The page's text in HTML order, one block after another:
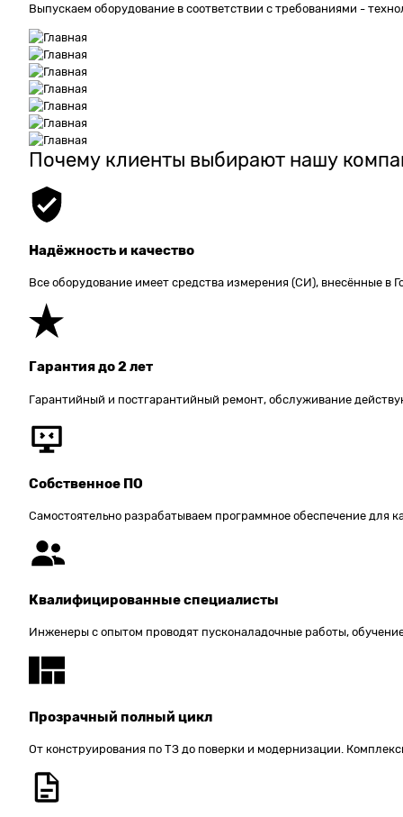
Выпускаем оборудование в соответствии с требованиями -
Почему клиенты выбирают нашу
Надёжность и качество
Все оборудование имеет средства измерения (СИ), внесённые в
Гарантия до 2 лет
Гарантийный и постгарантийный ремонт, обслуживание
Собственное ПО
Самостоятельно разрабатываем программное обеспечение для
Квалифицированные специалисты
Инженеры с опытом проводят пусконаладочные работы,
Прозрачный полный цикл
От конструирования по ТЗ до поверки и модернизации.